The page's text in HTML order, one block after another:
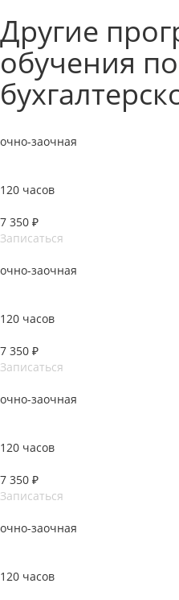
Другие
обучения
очно-заочная
120 часов
7 350 ₽
Записаться
очно-заочная
120 часов
7 350 ₽
Записаться
очно-заочная
120 часов
7 350 ₽
Записаться
очно-заочная
120 часов